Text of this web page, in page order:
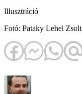
Illusztráció
Fotó: Pataky Lehel Zsolt